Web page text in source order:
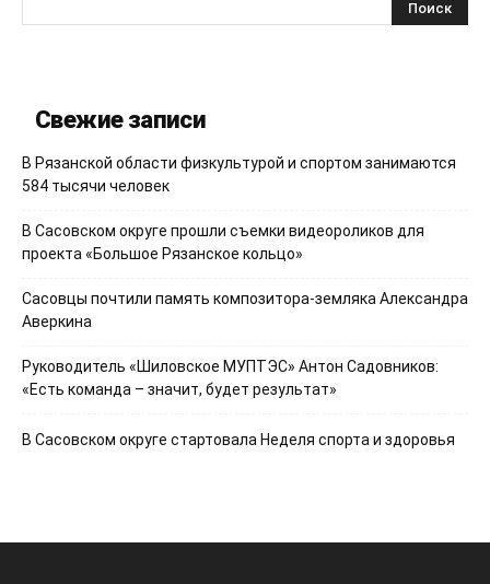
Свежие записи
В Рязанской области физкультурой и спортом занимаются
584 тысячи человек
В Сасовском округе прошли съемки видеороликов для
проекта «Большое Рязанское кольцо»
Сасовцы почтили память композитора-земляка Александра
Аверкина
Руководитель «Шиловское МУПТЭС» Антон Садовников:
«Есть команда – значит, будет результат»
В Сасовском округе стартовала Неделя спорта и здоровья